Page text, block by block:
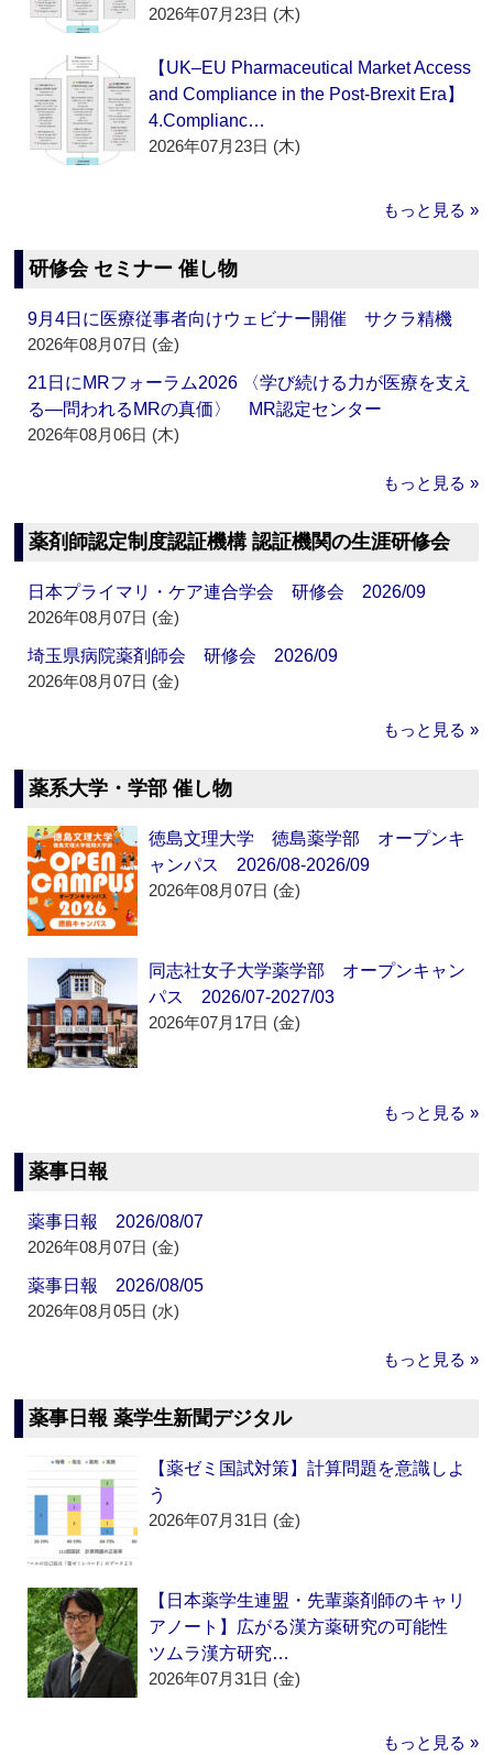
2026年07月23日 (木)
【UK–EU Pharmaceutical Market Access
and Compliance in the Post-Brexit Era】
4.Complianc…
2026年07月23日 (木)
もっと見る »
研修会 セミナー 催し物
9月4日に医療従事者向けウェビナー開催 サクラ精機
2026年08月07日 (金)
21日にMRフォーラム2026 〈学び続ける力が医療を支え
る―問われるMRの真価〉 MR認定センター
2026年08月06日 (木)
もっと見る »
薬剤師認定制度認証機構 認証機関の生涯研修会
日本プライマリ・ケア連合学会 研修会 2026/09
2026年08月07日 (金)
埼玉県病院薬剤師会 研修会 2026/09
2026年08月07日 (金)
もっと見る »
薬系大学・学部 催し物
徳島文理大学 徳島薬学部 オープンキ
ャンパス 2026/08-2026/09
2026年08月07日 (金)
同志社女子大学薬学部 オープンキャン
パス 2026/07-2027/03
2026年07月17日 (金)
もっと見る »
薬事日報
薬事日報 2026/08/07
2026年08月07日 (金)
薬事日報 2026/08/05
2026年08月05日 (水)
もっと見る »
薬事日報 薬学生新聞デジタル
【薬ゼミ国試対策】計算問題を意識しよ
う
2026年07月31日 (金)
【日本薬学生連盟・先輩薬剤師のキャリ
アノート】広がる漢方薬研究の可能性
ツムラ漢方研究…
2026年07月31日 (金)
もっと見る »